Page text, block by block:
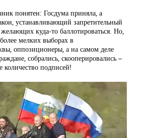
понятен: Госдума приняла, а
устанавливающий запретительный
куда-то баллотироваться. Но,
мелких выборах в
оппозиционеры, а на самом деле
собрались, скооперировались –
количество подписей!